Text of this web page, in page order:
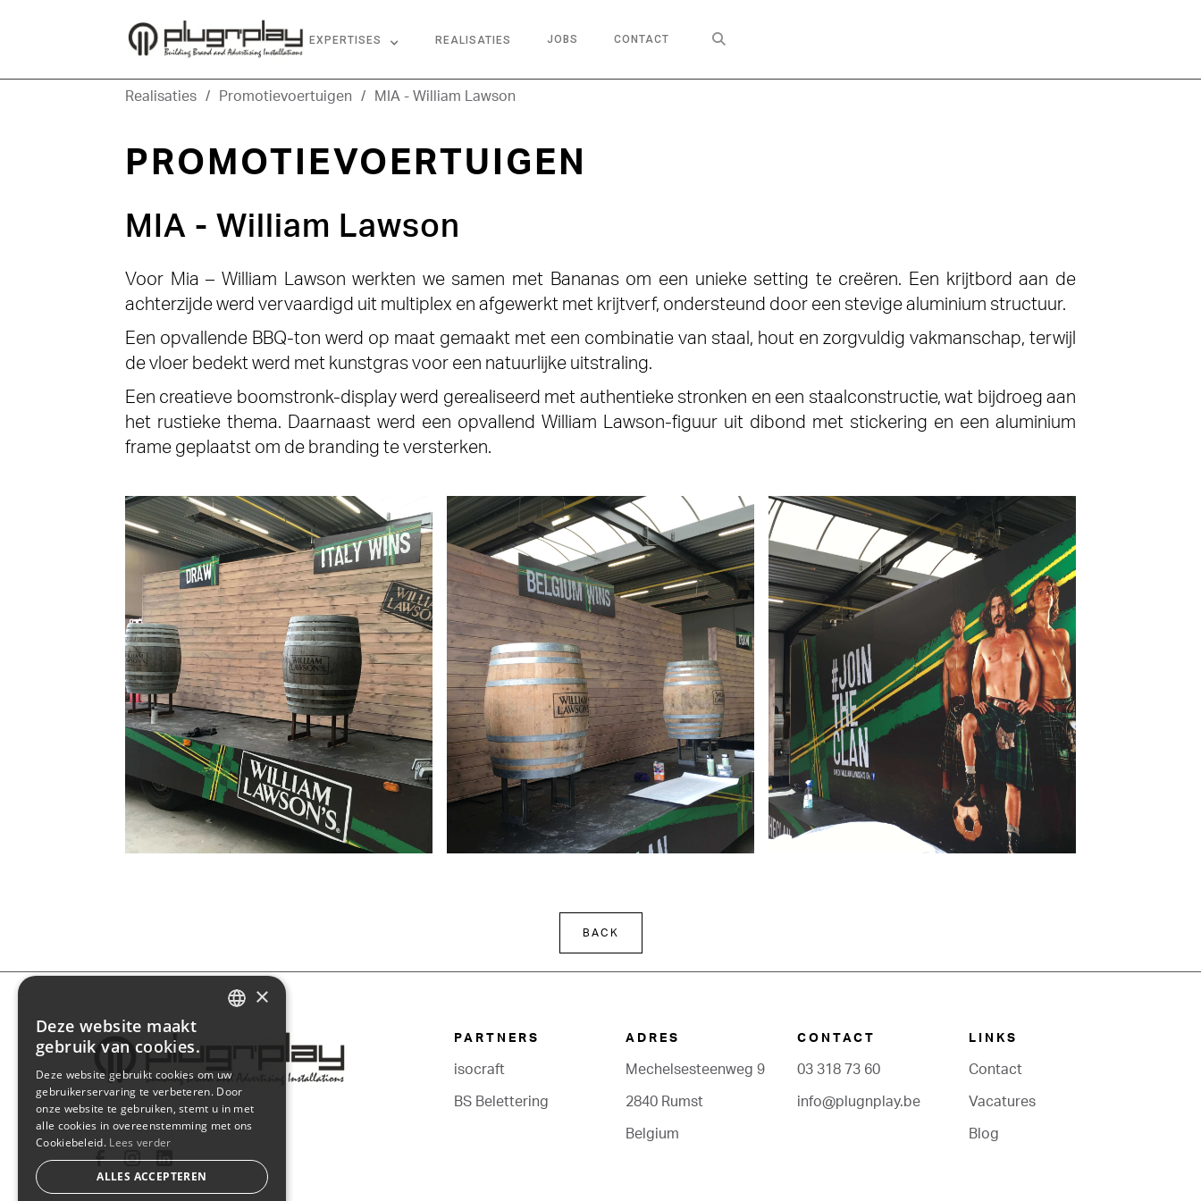
HOME OVER ONS EXPERTISES REALISATIES JOBS CONTACT 
Realisaties / Promotievoertuigen / MIA - William Lawson
PROMOTIEVOERTUIGEN
MIA - William Lawson
Voor Mia – William Lawson werkten we samen met Bananas om een unieke setting te creëren. Een krijtbord aan de
achterzijde werd vervaardigd uit multiplex en afgewerkt met krijtverf, ondersteund door een stevige aluminium structuur.
Een opvallende BBQ-ton werd op maat gemaakt met een combinatie van staal, hout en zorgvuldig vakmanschap, terwijl
de vloer bedekt werd met kunstgras voor een natuurlijke uitstraling.
Een creatieve boomstronk-display werd gerealiseerd met authentieke stronken en een staalconstructie, wat bijdroeg aan
het rustieke thema. Daarnaast werd een opvallend William Lawson-figuur uit dibond met stickering en een aluminium
frame geplaatst om de branding te versterken.
BACK
PARTNERS
isocraft
BS Belettering
ADRES
Mechelse­­steenweg 9
2840 Rumst
Belgium
CONTACT
03 318 73 60
info@plugnplay.be
LINKS
Contact
Vacatures
Blog
ENGLISH
×
Deze website maakt
gebruik van cookies.
Deze website gebruikt cookies om uw
gebruikerservaring te verbeteren. Door
onze website te gebruiken, stemt u in met
alle cookies in overeenstemming met ons
Cookiebeleid. Lees verder
ALLES ACCEPTEREN